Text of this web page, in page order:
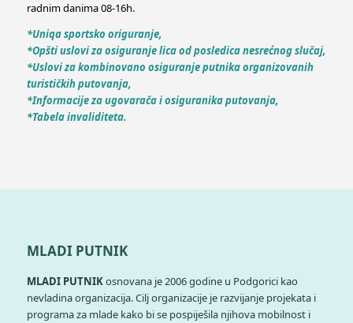
radnim danima 08-16h.
*Uniqa sportsko origuranje,
*Opšti uslovi za osiguranje lica od posledica nesrećnog slučaj,
*Uslovi za kombinovano osiguranje putnika organizovanih
turističkih putovanja,
*Informacije za ugovarača i osiguranika putovanja,
*Tabela invaliditeta.
MLADI PUTNIK
MLADI PUTNIKosnovana je 2006 godine u Podgorici kao
nevladina organizacija. Cilj organizacije je razvijanje projekata i
programa za mlade kako bi se pospiješila njihova mobilnost i